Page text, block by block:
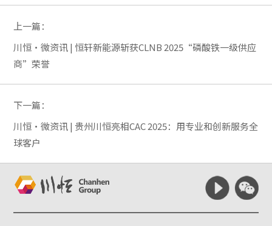
上一篇：
川恒·微资讯 | 恒轩新能源斩获CLNB 2025“磷酸铁一级供应
商”荣誉
下一篇：
川恒·微资讯 | 贵州川恒亮相CAC 2025：用专业和创新服务全
球客户